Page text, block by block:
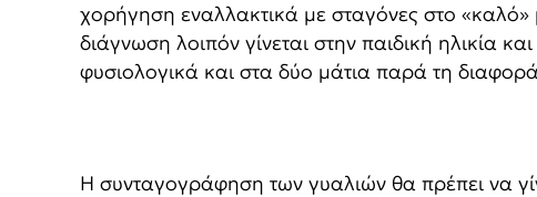
χορήγηση εναλλακτικά με σταγόνες στο «καλό»
διάγνωση λοιπόν γίνεται στην παιδική ηλικία
φυσιολογικά και στα δύο μάτια παρά τη
Η συνταγογράφηση των γυαλιών θα πρέπει να